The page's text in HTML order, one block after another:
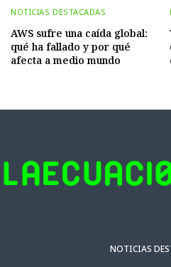
NOTICIAS DESTACADAS
AWS sufre una caída global:
qué ha fallado y por qué
afecta a medio mundo
NOTICIAS